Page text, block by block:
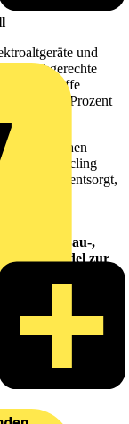
und
die fachgerechte
Rohstoffe
Bis zu 90 Prozent
Menschen
Licht-Recycling
richtig entsorgt,
in Bau-,
zur